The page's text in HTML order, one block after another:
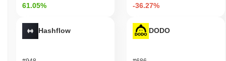
61.05%
Hashflow
-36.27%
DODO